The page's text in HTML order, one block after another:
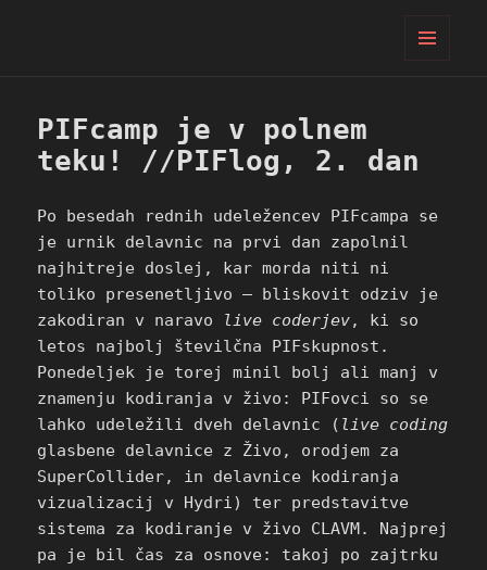
PIFcamp je v polnem
teku! //PIFlog, 2. dan
Po besedah rednih udeležencev PIFcampa se
je urnik delavnic na prvi dan zapolnil
najhitreje doslej, kar morda niti ni
toliko presenetljivo – bliskovit odziv je
zakodiran v naravo live coderjev, ki so
letos najbolj številčna PIFskupnost.
Ponedeljek je torej minil bolj ali manj v
znamenju kodiranja v živo: PIFovci so se
lahko udeležili dveh delavnic ( live coding
glasbene delavnice z Živo, orodjem za
SuperCollider, in delavnice kodiranja
vizualizacij v Hydri) ter predstavitve
sistema za kodiranje v živo CLAVM. Najprej
pa je bil čas za osnove: takoj po zajtrku